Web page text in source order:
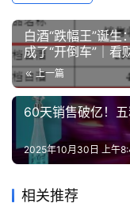
白酒“跌幅王”诞生
成了“开倒车”｜看
上一篇
60天销售破亿！
2025年10月30日 上午
相关推荐